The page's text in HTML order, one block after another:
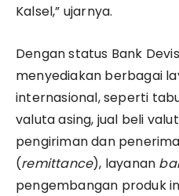
Kalsel,” ujarnya.
Dengan status Bank
menyediakan berbagai
internasional, seperti
valuta asing, jual beli
pengiriman dan
(remittance), layanan
pengembangan produk